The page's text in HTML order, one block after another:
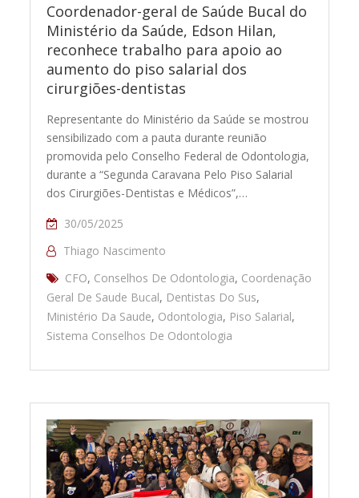
Coordenador-geral de Saúde Bucal do
Ministério da Saúde, Edson Hilan,
reconhece trabalho para apoio ao
aumento do piso salarial dos
cirurgiões-dentistas
Representante do Ministério da Saúde se mostrou
sensibilizado com a pauta durante reunião
promovida pelo Conselho Federal de Odontologia,
durante a “Segunda Caravana Pelo Piso Salarial
dos Cirurgiões-Dentistas e Médicos”,…
30/05/2025
Thiago Nascimento
CFO, Conselhos De Odontologia, Coordenação
Geral De Saude Bucal, Dentistas Do Sus,
Ministério Da Saude, Odontologia, Piso Salarial,
Sistema Conselhos De Odontologia